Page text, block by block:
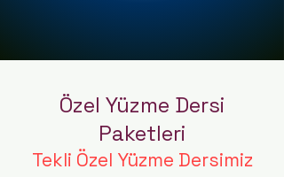
Özel Yüzme Dersi
Paketleri
Tekli Özel Yüzme Dersimiz